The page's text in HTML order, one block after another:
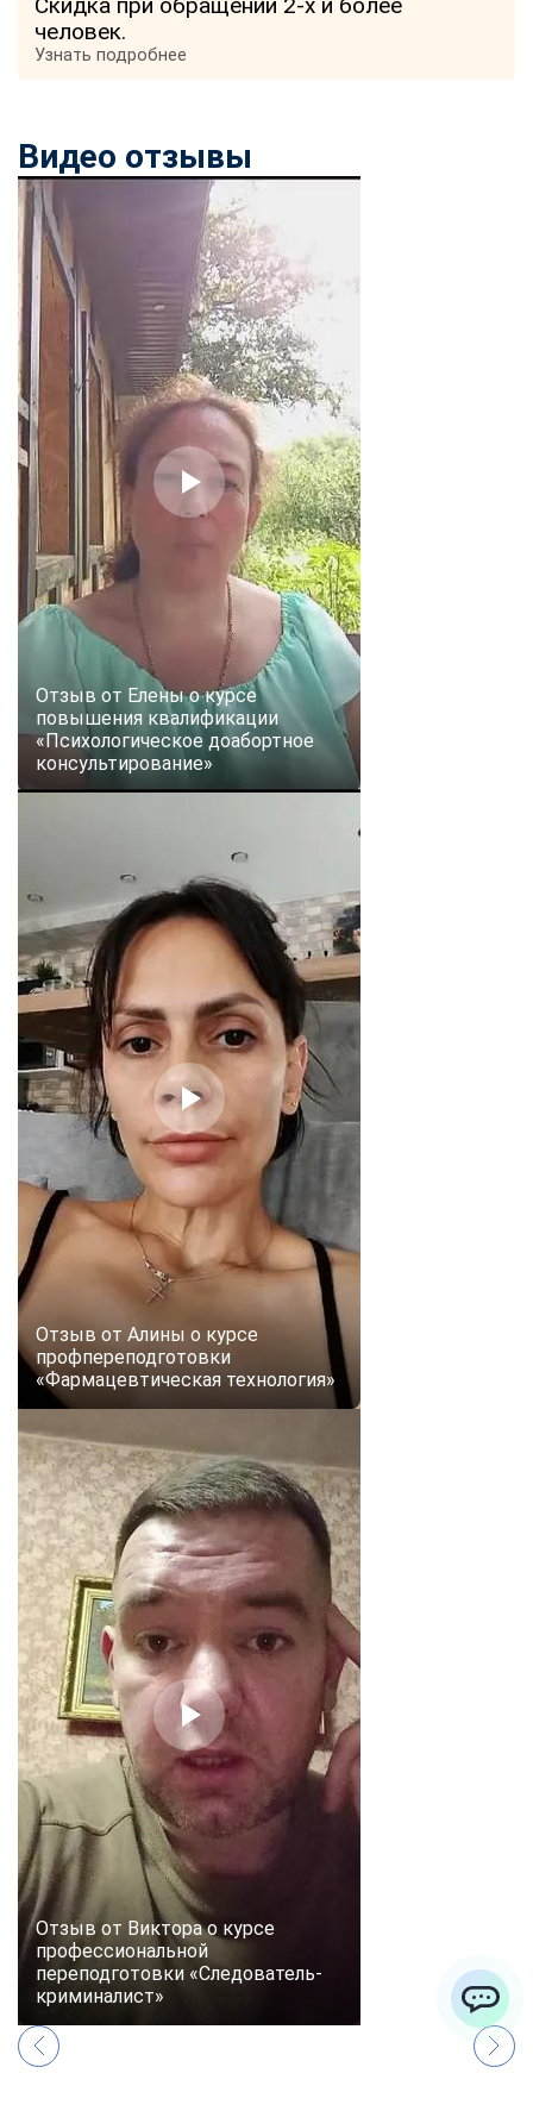
человек.
Узнать подробнее
Видео отзывы
Отзыв от Елены о курсе
повышения квалификации
«Психологическое доабортное
консультирование»
Отзыв от Алины о курсе
профпереподготовки
«Фармацевтическая технология»
Отзыв от Виктора о курсе
профессиональной
переподготовки «Следователь-
криминалист»
ChatApp
online
Мессенджеры
Свяжитесь с нами через любой удобный мессенджер!
Telegram WhatsApp
Vkontakte EMail
Max
ChatApp